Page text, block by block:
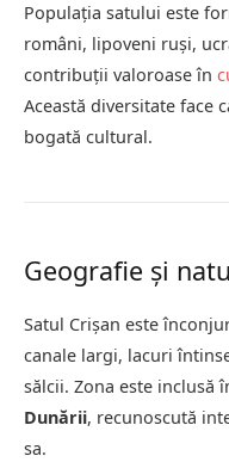
Populația satului este
români, lipoveni ruși,
contribuții valoroase în
Această diversitate face
bogată cultural.
Geografie și
Satul Crișan este
canale largi, lacuri
sălcii. Zona este inclusă
Dunării, recunoscută
sa.